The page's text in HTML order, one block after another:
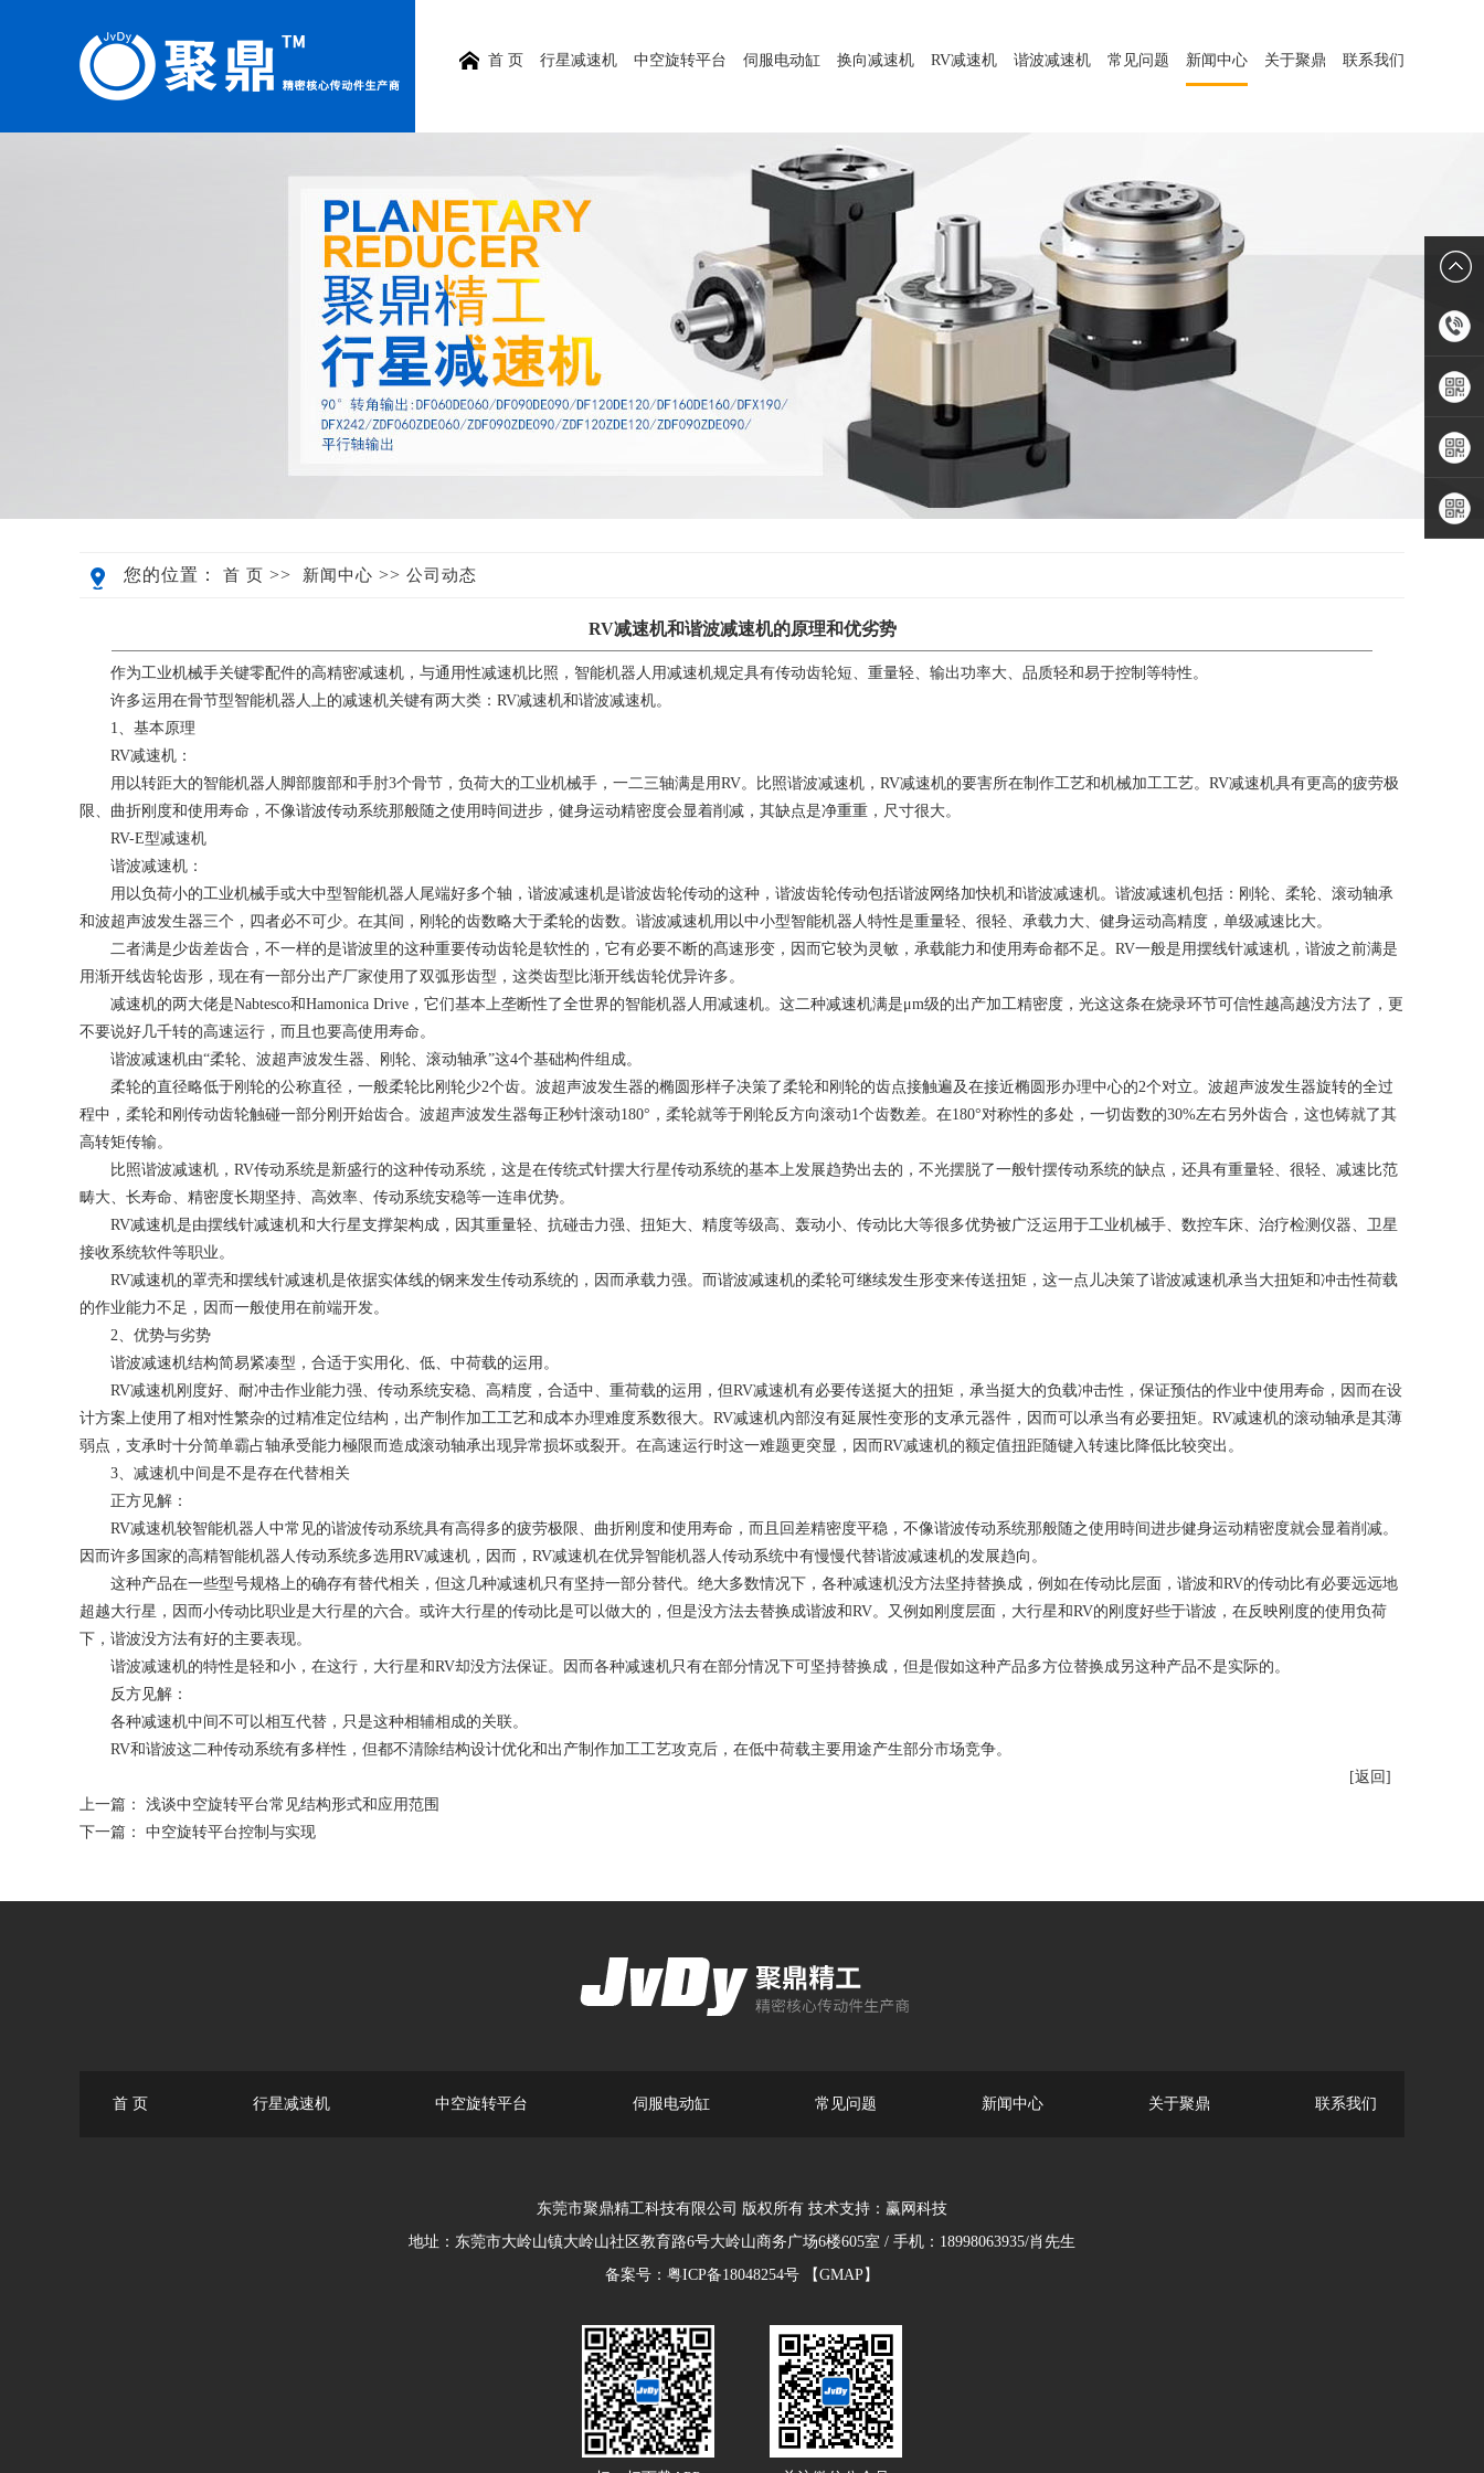
首 页 行星减速机 中空旋转平台 伺服电动缸 换向减速机 RV减速机 谐波减速机 常见问题 新闻中心 关于聚鼎 联系我们
您的位置： 首 页 >> 新闻中心 >> 公司动态
RV减速机和谐波减速机的原理和优劣势
作为工业机械手关键零配件的高精密减速机，与通用性减速机比照，智能机器人用减速机规定具有传动齿轮短、重量轻、输出功率大、品质轻和易于控制等特性。
许多运用在骨节型智能机器人上的减速机关键有两大类：RV减速机和谐波减速机。
1、基本原理
RV减速机：
用以转距大的智能机器人脚部腹部和手肘3个骨节，负荷大的工业机械手，一二三轴满是用RV。比照谐波减速机，RV减速机的要害所在制作工艺和机械加工工艺。RV减速机具有更高的疲劳极
限、曲折刚度和使用寿命，不像谐波传动系统那般随之使用時间进步，健身运动精密度会显着削减，其缺点是净重重，尺寸很大。
RV-E型减速机
谐波减速机：
用以负荷小的工业机械手或大中型智能机器人尾端好多个轴，谐波减速机是谐波齿轮传动的这种，谐波齿轮传动包括谐波网络加快机和谐波减速机。谐波减速机包括：刚轮、柔轮、滚动轴承
和波超声波发生器三个，四者必不可少。在其间，刚轮的齿数略大于柔轮的齿数。谐波减速机用以中小型智能机器人特性是重量轻、很轻、承载力大、健身运动高精度，单级减速比大。
二者满是少齿差齿合，不一样的是谐波里的这种重要传动齿轮是软性的，它有必要不断的髙速形变，因而它较为灵敏，承载能力和使用寿命都不足。RV一般是用摆线针减速机，谐波之前满是
用渐开线齿轮齿形，现在有一部分出产厂家使用了双弧形齿型，这类齿型比渐开线齿轮优异许多。
减速机的两大佬是Nabtesco和Hamonica Drive，它们基本上垄断性了全世界的智能机器人用减速机。这二种减速机满是μm级的出产加工精密度，光这这条在烧录环节可信性越高越没方法了，更
不要说好几千转的高速运行，而且也要高使用寿命。
谐波减速机由“柔轮、波超声波发生器、刚轮、滚动轴承”这4个基础构件组成。
柔轮的直径略低于刚轮的公称直径，一般柔轮比刚轮少2个齿。波超声波发生器的椭圆形样子决策了柔轮和刚轮的齿点接触遍及在接近椭圆形办理中心的2个对立。波超声波发生器旋转的全过
程中，柔轮和刚传动齿轮触碰一部分刚开始齿合。波超声波发生器每正秒针滚动180°，柔轮就等于刚轮反方向滚动1个齿数差。在180°对称性的多处，一切齿数的30%左右另外齿合，这也铸就了其
高转矩传输。
比照谐波减速机，RV传动系统是新盛行的这种传动系统，这是在传统式针摆大行星传动系统的基本上发展趋势出去的，不光摆脱了一般针摆传动系统的缺点，还具有重量轻、很轻、减速比范
畴大、长寿命、精密度长期坚持、高效率、传动系统安稳等一连串优势。
RV减速机是由摆线针减速机和大行星支撑架构成，因其重量轻、抗碰击力强、扭矩大、精度等级高、轰动小、传动比大等很多优势被广泛运用于工业机械手、数控车床、治疗检测仪器、卫星
接收系统软件等职业。
RV减速机的罩壳和摆线针减速机是依据实体线的钢来发生传动系统的，因而承载力强。而谐波减速机的柔轮可继续发生形变来传送扭矩，这一点儿决策了谐波减速机承当大扭矩和冲击性荷载
的作业能力不足，因而一般使用在前端开发。
2、优势与劣势
谐波减速机结构简易紧凑型，合适于实用化、低、中荷载的运用。
RV减速机刚度好、耐冲击作业能力强、传动系统安稳、高精度，合适中、重荷载的运用，但RV减速机有必要传送挺大的扭矩，承当挺大的负载冲击性，保证预估的作业中使用寿命，因而在设
计方案上使用了相对性繁杂的过精准定位结构，出产制作加工工艺和成本办理难度系数很大。RV减速机內部沒有延展性变形的支承元器件，因而可以承当有必要扭矩。RV减速机的滚动轴承是其薄
弱点，支承时十分简单霸占轴承受能力極限而造成滚动轴承出现异常损坏或裂开。在高速运行时这一难题更突显，因而RV减速机的额定值扭距随键入转速比降低比较突出。
3、减速机中间是不是存在代替相关
正方见解：
RV减速机较智能机器人中常见的谐波传动系统具有高得多的疲劳极限、曲折刚度和使用寿命，而且回差精密度平稳，不像谐波传动系统那般随之使用時间进步健身运动精密度就会显着削减。
因而许多国家的高精智能机器人传动系统多选用RV减速机，因而，RV减速机在优异智能机器人传动系统中有慢慢代替谐波减速机的发展趋向。
这种产品在一些型号规格上的确存有替代相关，但这几种减速机只有坚持一部分替代。绝大多数情况下，各种减速机没方法坚持替换成，例如在传动比层面，谐波和RV的传动比有必要远远地
超越大行星，因而小传动比职业是大行星的六合。或许大行星的传动比是可以做大的，但是没方法去替换成谐波和RV。又例如刚度层面，大行星和RV的刚度好些于谐波，在反映刚度的使用负荷
下，谐波没方法有好的主要表现。
谐波减速机的特性是轻和小，在这行，大行星和RV却没方法保证。因而各种减速机只有在部分情况下可坚持替换成，但是假如这种产品多方位替换成另这种产品不是实际的。
反方见解：
各种减速机中间不可以相互代替，只是这种相辅相成的关联。
RV和谐波这二种传动系统有多样性，但都不清除结构设计优化和出产制作加工工艺攻克后，在低中荷载主要用途产生部分市场竞争。
[返回]
上一篇： 浅谈中空旋转平台常见结构形式和应用范围
下一篇： 中空旋转平台控制与实现
首 页 行星减速机 中空旋转平台 伺服电动缸 常见问题 新闻中心 关于聚鼎 联系我们
东莞市聚鼎精工科技有限公司 版权所有 技术支持： 赢网科技
地址：东莞市大岭山镇大岭山社区教育路6号大岭山商务广场6楼605室 / 手机：18998063935/肖先生
备案号： 粤ICP备18048254号 【GMAP】
手机APP
二维码
微信公